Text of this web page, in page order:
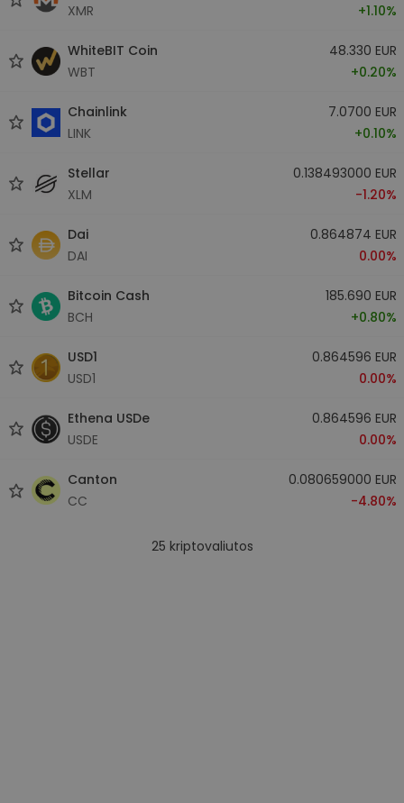
XMR
+1.10%
WhiteBIT Coin
WBT
48.330 EUR
+0.20%
Chainlink
LINK
7.0700 EUR
+0.10%
Stellar
XLM
0.138493000 EUR
-1.20%
Dai
DAI
0.864874 EUR
0.00%
Bitcoin Cash
BCH
185.690 EUR
+0.80%
USD1
USD1
0.864596 EUR
0.00%
Ethena USDe
USDE
0.864596 EUR
0.00%
Canton
CC
0.080659000 EUR
-4.80%
25 kriptovaliutos